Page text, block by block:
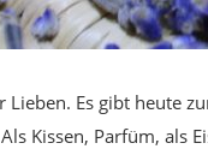
Lieben. Es gibt heute
Kissen, Parfüm, als